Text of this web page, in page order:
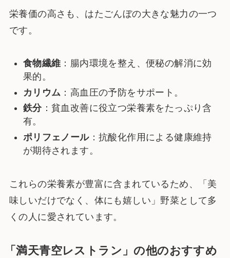
栄養価の高さも、はたごんぼの大きな魅力の一つ
です。
食物繊維 ：腸内環境を整え、便秘の解消に効
果的。
カリウム ：高血圧の予防をサポート。
鉄分：貧血改善に役立つ栄養素をたっぷり含
有。
ポリフェノール：抗酸化作用による健康維持
が期待されます。
これらの栄養素が豊富に含まれているため、「美
味しいだけでなく、体にも嬉しい」野菜として多
くの人に愛されています。
「満天青空レストラン 」の他のおすすめ